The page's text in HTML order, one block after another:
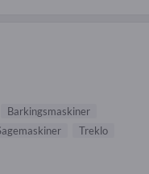
Barkingsmaskiner
Treklo